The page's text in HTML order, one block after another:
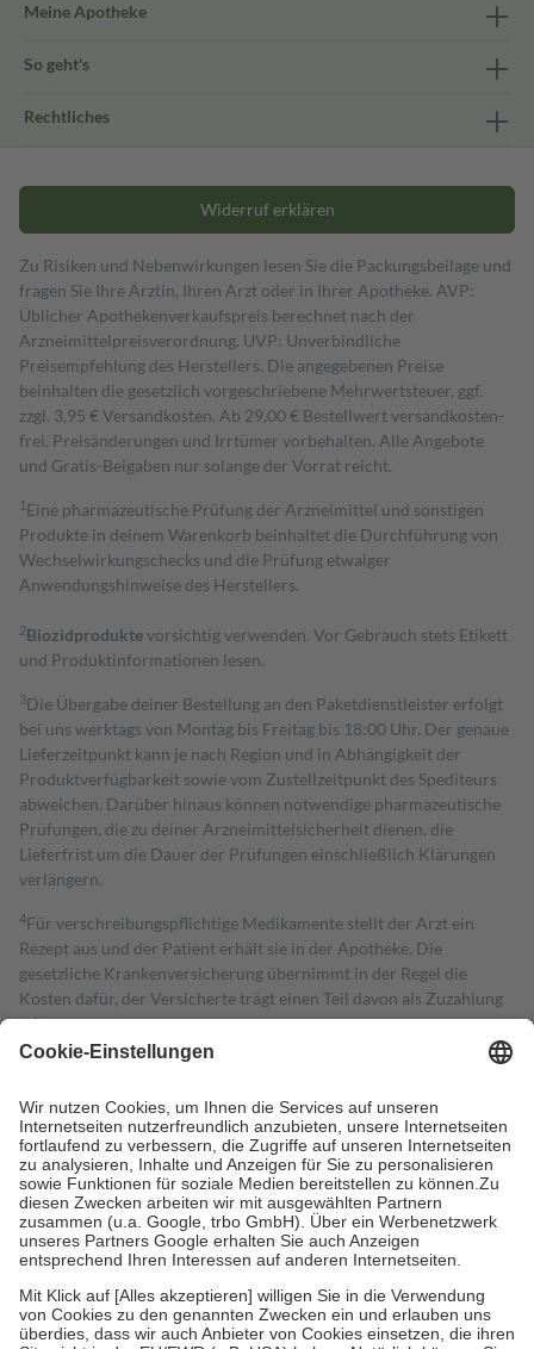
Meine Apotheke
So geht's
Rechtliches
Widerruf erklären
Zu Risiken und Nebenwirkungen lesen Sie die Packungsbeilage und
fragen Sie Ihre Ärztin, Ihren Arzt oder in Ihrer Apotheke. AVP:
Üblicher Apothekenverkaufspreis berechnet nach der
Arzneimittelpreisverordnung. UVP: Unverbindliche
Preisempfehlung des Herstellers. Die angegebenen Preise
beinhalten die gesetzlich vorgeschriebene Mehrwertsteuer, ggf.
zzgl. 3,95 € Versandkosten. Ab 29,00 € Bestell­wert versand­kosten­
frei. Preisänderungen und Irrtümer vorbehalten. Alle Angebote
und Gratis-Beigaben nur solange der Vorrat reicht.
1 Eine pharmazeutische Prüfung der Arzneimittel und sonstigen
Produkte in deinem Warenkorb beinhaltet die Durchführung von
Wechselwirkungschecks und die Prüfung etwaiger
Anwendungshinweise des Herstellers.
2Biozidproduktevorsichtig verwenden. Vor Gebrauch stets Etikett
und Produktinformationen lesen.
3Die Übergabe deiner Bestellung an den Paketdienstleister erfolgt
bei uns werktags von Montag bis Freitag bis 18:00 Uhr. Der genaue
Lieferzeitpunkt kann je nach Region und in Abhängigkeit der
Produktverfügbarkeit sowie vom Zustellzeitpunkt des Spediteurs
abweichen. Darüber hinaus können notwendige pharmazeutische
Prüfungen, die zu deiner Arzneimittelsicherheit dienen, die
Lieferfrist um die Dauer der Prüfungen einschließlich Klärungen
verlängern.
4Für verschreibungspflichtige Medikamente stellt der Arzt ein
Rezept aus und der Patient erhält sie in der Apotheke. Die
gesetzliche Krankenversicherung übernimmt in der Regel die
Kosten dafür, der Versicherte trägt einen Teil davon als Zuzahlung
mit.
Grundsätzlich leisten Mitglieder Zuzahlungen in Höhe von zehn
höchstens zehn Euro.
Es sind jedoch nie mehr als die tatsächlichen
Kosten der Leistung zu entrichten.
Diese Regeln gelten grundsätzlich auch für Online-Apotheken.
Bei Heilmitteln und häuslicher Krankenpflege beträgt die
Zuzahlung zehn Prozent der Kosten sowie zehn Euro je
Verordnung.
Um das Engagement der Versicherten für ihre eigene Gesundheit zu
stärken und die besondere Stellung der Familie zu unterstützen,
fallenkeine Zuzahlungenan bei:
• Kindern und Jugendlichen bis zum vollendeten 18. Lebensjahr